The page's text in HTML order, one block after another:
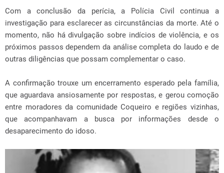
Com a conclusão da perícia, a Polícia Civil continua a
investigação para esclarecer as circunstâncias da morte. Até o
momento, não há divulgação sobre indícios de violência, e os
próximos passos dependem da análise completa do laudo e de
outras diligências que possam complementar o caso.
A confirmação trouxe um encerramento esperado pela família,
que aguardava ansiosamente por respostas, e gerou comoção
entre moradores da comunidade Coqueiro e regiões vizinhas,
que acompanhavam a busca por informações desde o
desaparecimento do idoso.